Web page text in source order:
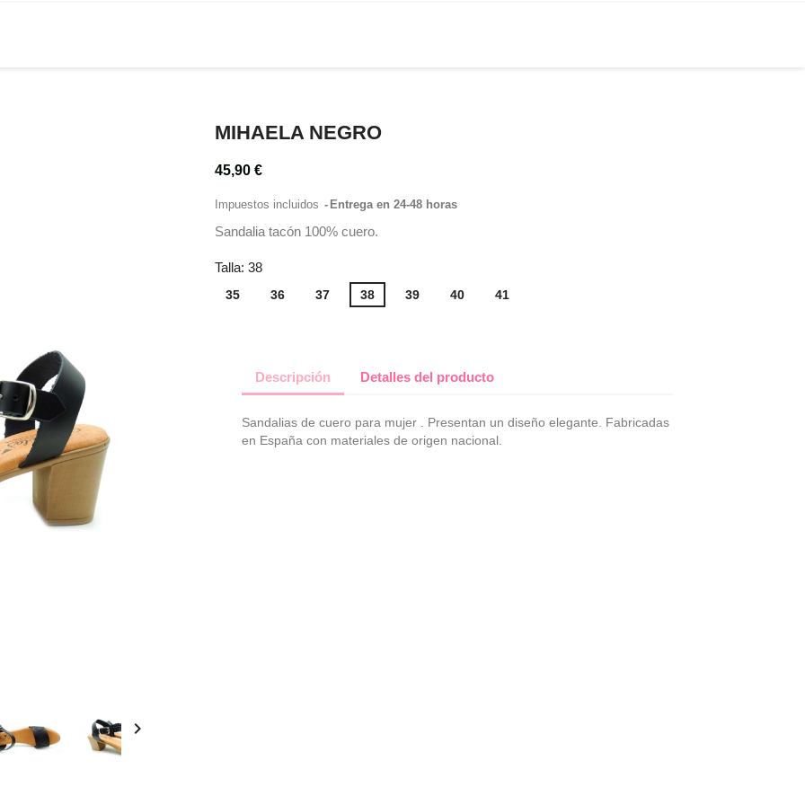

MIHAELA NEGRO
45,90 €
Impuestos incluidos Entrega en 24-48 horas
Sandalia tacón 100% cuero.
Talla: 38
35 36 37 38 39 40 41
Descripción Detalles del producto
Sandalias de cuero para mujer . Presentan un diseño elegante. Fabricadas
en España con materiales de origen nacional.